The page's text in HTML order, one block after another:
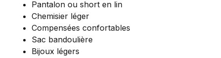
Pantalon ou short en lin
Chemisier léger
Compensées confortables
Sac bandoulière
Bijoux légers